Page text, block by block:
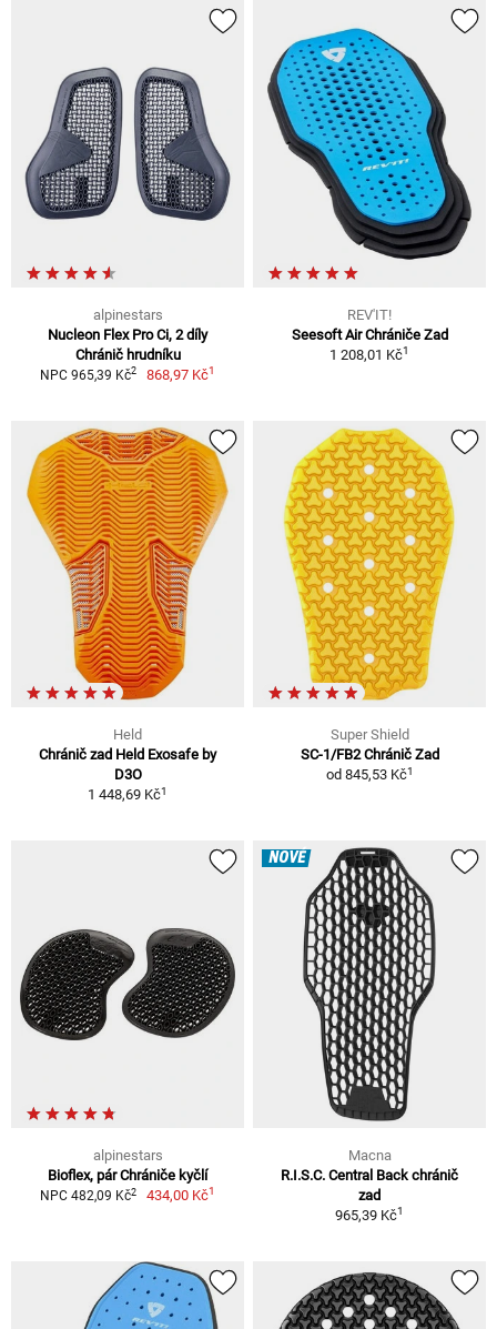
alpinestars
Nucleon Flex Pro Ci, 2 díly
Chránič hrudníku
NPC 965,39 Kč2 868,97 Kč1
REV'IT!
Seesoft Air Chrániče Zad
1 208,01 Kč1
Held
Chránič zad Held Exosafe by
D3O
1 448,69 Kč1
Super Shield
SC-1/FB2 Chránič Zad
od 845,53 Kč1
alpinestars
Bioflex, pár Chrániče kyčlí
NPC 482,09 Kč2 434,00 Kč1
NOVÉ
Macna
R.I.S.C. Central Back chránič
zad
965,39 Kč1